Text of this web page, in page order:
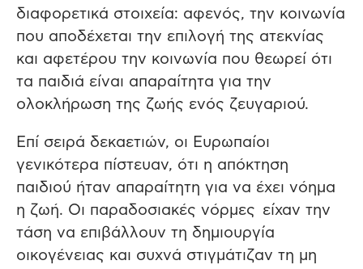
διαφορετικά στοιχεία: αφενός, την κοινωνία
που αποδέχεται την επιλογή της ατεκνίας
και αφετέρου την κοινωνία που θεωρεί ότι
τα παιδιά είναι απαραίτητα για την
ολοκλήρωση της ζωής ενός ζευγαριού.
Επί σειρά δεκαετιών, οι Ευρωπαίοι
γενικότερα πίστευαν, ότι η απόκτηση
παιδιού ήταν απαραίτητη για να έχει νόημα
η ζωή. Οι παραδοσιακές νόρμες είχαν την
τάση να επιβάλλουν τη δημιουργία
οικογένειας και συχνά στιγμάτιζαν τη μη